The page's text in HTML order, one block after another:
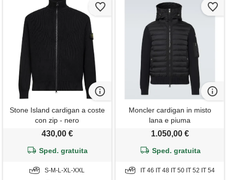
Stone Island cardigan a coste
con zip - nero
430,00 €
Sped. gratuita
S-M-L-XL-XXL
Moncler cardigan in misto
lana e piuma
1.050,00 €
Sped. gratuita
IT 46 IT 48 IT 50 IT 52 IT 54